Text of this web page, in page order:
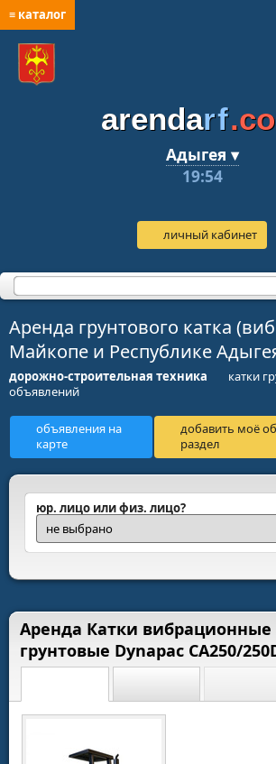
≡ каталог
arendarf
Адыгея ▾
19:54
личный кабинет
Аренда грунтового катка
Майкопе и Республике
дорожно-строительная техника катки
объявлений
объявления на
карте
добавить моё
раздел
юр. лицо или физ. лицо?
Аренда Катки вибрационные
грунтовые Dynapac CA250/